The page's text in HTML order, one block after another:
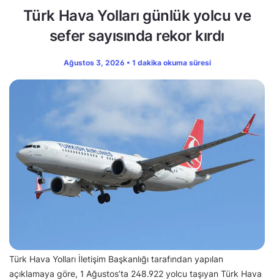
Türk Hava Yolları günlük yolcu ve
sefer sayısında rekor kırdı
Ağustos 3, 2026 • 1 dakika okuma süresi
Türk Hava Yolları İletişim Başkanlığı tarafından yapılan
açıklamaya göre, 1 Ağustos’ta 248.922 yolcu taşıyan Türk Hava